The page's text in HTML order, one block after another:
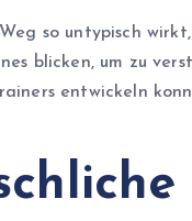
so untypisch
blicken, um zu
entwickeln